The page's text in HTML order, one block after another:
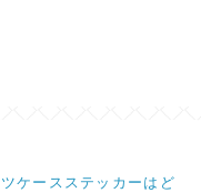
ケースステッカーはど